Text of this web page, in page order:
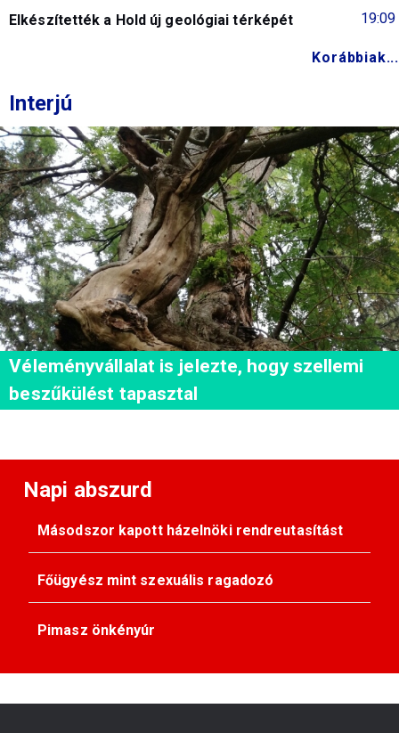
19:09
Elkészítették a Hold új geológiai térképét
Korábbiak...
Interjú
Véleményvállalat is jelezte, hogy szellemi
beszűkülést tapasztal
Napi abszurd
Másodszor kapott házelnöki rendreutasítást
Főügyész mint szexuális ragadozó
Pimasz önkényúr